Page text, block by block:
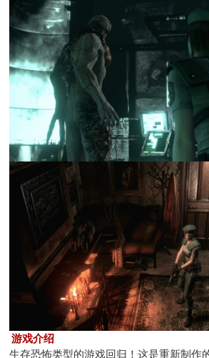
游戏介绍
生存恐怖类型的游戏回归！这是重新制作